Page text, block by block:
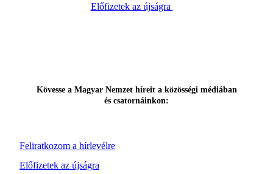
Előfizetek az újságra
Feliratkozom a hírlevélre
Kövesse a Magyar Nemzet híreit a közösségi médiában
és csatornáinkon:
Előfizetek az újságra